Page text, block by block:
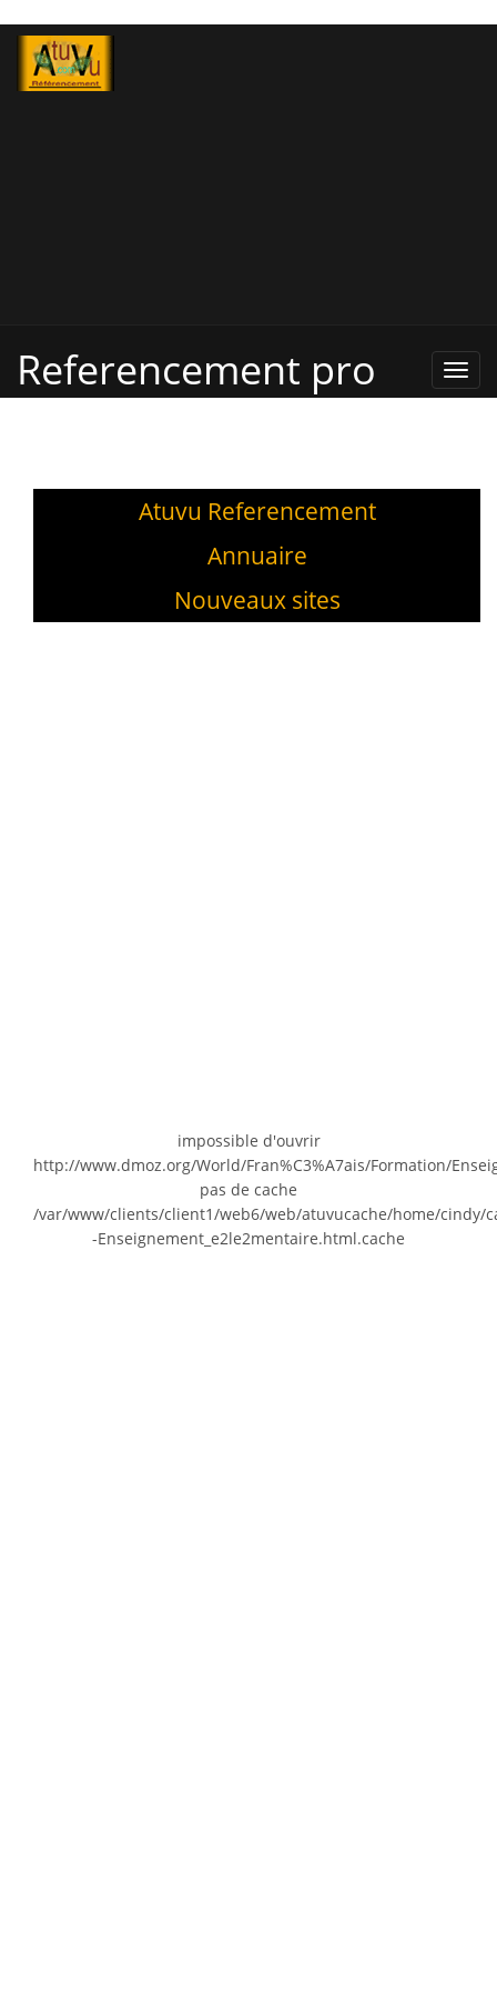
Pro,
Referencement pro
Atuvu Referencement
Annuaire
Nouveaux sites
impossible d'ouvrir
http://www.dmoz.org/World/Fran%C3%A7ais/Formation/
pas de cache
/var/www/clients/client1/web6/web/atuvucache/home/cindy/
-Enseignement_e2le2mentaire.html.cache